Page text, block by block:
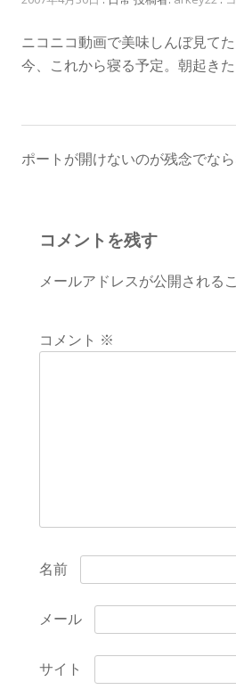
ニコニコ動画で美味しんぼ見て
今、これから寝る予定。朝起き
投
ナ
ー
ポートが開けないのが残念でなら
コメントを残す
メールアドレスが公開される
コメント ※
名前
メール
サイト